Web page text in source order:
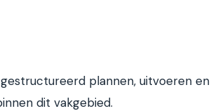
plannen, uitvoeren en
dit vakgebied.